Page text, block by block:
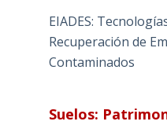
EIADES:
Recuperación de
Contaminados
Suelos: